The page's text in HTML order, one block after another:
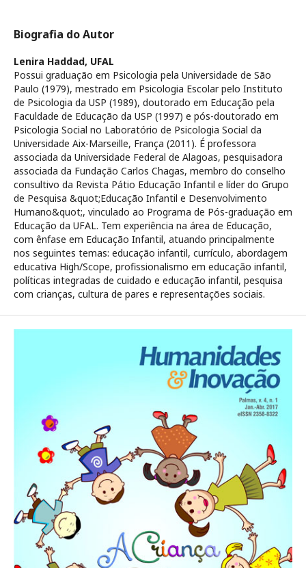
Biografia do Autor
Lenira Haddad, UFAL
Possui graduação em Psicologia pela Universidade de São
Paulo (1979), mestrado em Psicologia Escolar pelo Instituto
de Psicologia da USP (1989), doutorado em Educação pela
Faculdade de Educação da USP (1997) e pós-doutorado em
Psicologia Social no Laboratório de Psicologia Social da
Universidade Aix-Marseille, França (2011). É professora
associada da Universidade Federal de Alagoas, pesquisadora
associada da Fundação Carlos Chagas, membro do conselho
consultivo da Revista Pátio Educação Infantil e líder do Grupo
de Pesquisa &quot;Educação Infantil e Desenvolvimento
Humano&quot;, vinculado ao Programa de Pós-graduação em
Educação da UFAL. Tem experiência na área de Educação,
com ênfase em Educação Infantil, atuando principalmente
nos seguintes temas: educação infantil, currículo, abordagem
educativa High/Scope, profissionalismo em educação infantil,
políticas integradas de cuidado e educação infantil, pesquisa
com crianças, cultura de pares e representações sociais.